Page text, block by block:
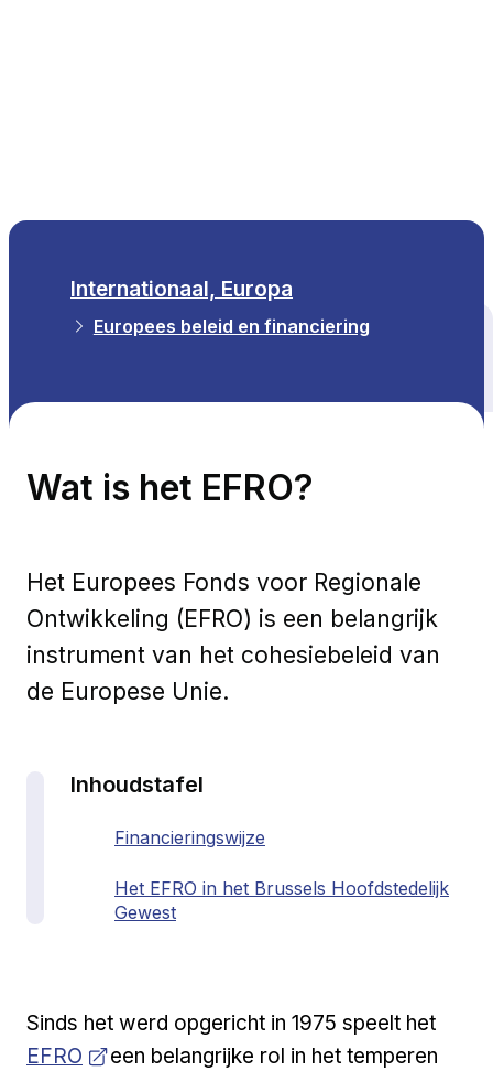
Internationaal, Europa
Europees beleid en financiering
Wat is het EFRO?
Het Europees Fonds voor Regionale
Ontwikkeling (EFRO) is een belangrijk
instrument van het cohesiebeleid van
de Europese Unie.
Inhoudstafel
Financieringswijze
Het EFRO in het Brussels Hoofdstedelijk
Gewest
Sinds het werd opgericht in 1975 speelt hetOpen
EFRO
een belangrijke rol in het temperen